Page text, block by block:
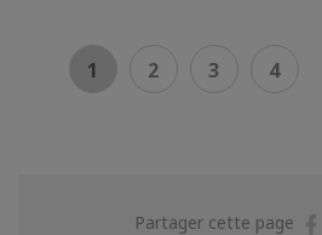
1 2 3 4
Partager cette page